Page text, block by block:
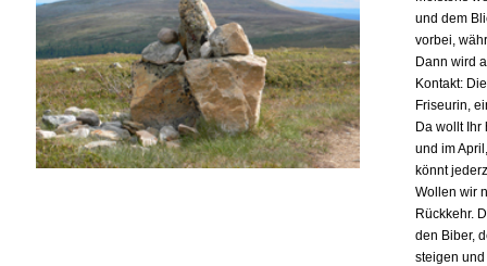
und dem
vorbei,
Dann wird
Kontakt:
Friseurin,
Da wollt
und im
könnt
Wollen wir
Rückkehr.
den Biber,
steigen